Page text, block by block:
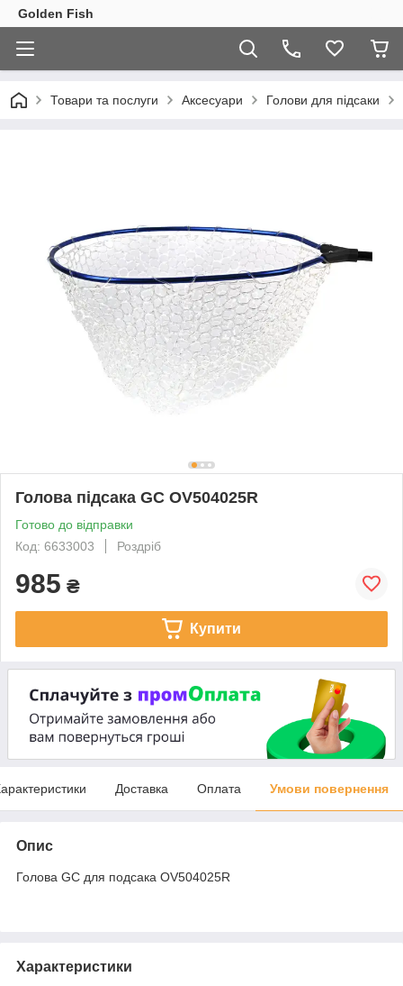
Golden Fish
Товари та послуги Аксесуари Голови для підсаки
Голова підсака GC OV504025R
Готово до відправки
Код: 6633003
Роздріб
985 ₴
Купити
Доставка Оплата Умови повернення
Опис
Голова GC для подсака OV504025R
Характеристики